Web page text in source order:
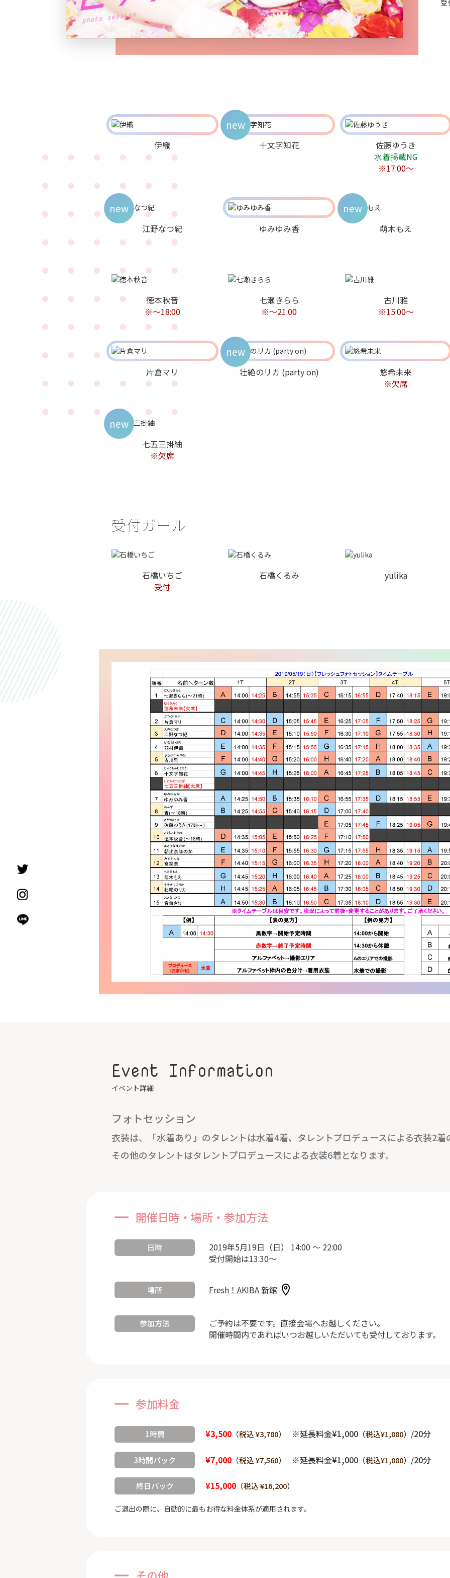
受
伊織 十文字知花
new
佐藤ゆうき
水着掲載NG
※17:00〜
江野なつ紀
new
ゆみゆみ香 萌木もえ
new
徳本秋音
※～18:00
七瀬きらら
※～21:00
古川雅
※15:00〜
片倉マリ 壮絶のリカ (party on)
new
悠希未来
※欠席
七五三掛紬
※欠席
new
受付ガール
石橋いちご
受付
石橋くるみ yulika
Event Information
イベント詳細
フォトセッション
衣装は、「水着あり」のタレントは水着4着、タレントプロデュースによる衣装2着
その他のタレントはタレントプロデュースによる衣装6着となります。
開催日時・場所・参加方法
日時
2019年5月19日（日） 14:00 ～ 22:00
受付開始は13:30～
場所 Fresh！AKIBA 新館
参加方法
ご予約は不要です。直接会場へお越しください。
開催時間内であればいつお越しいただいても受付しております。
参加料金
1時間 ¥3,500 （税込 ¥3,780） ※延長料金¥1,000 （税込¥1,080） /20分
3時間パック ¥7,000 （税込 ¥7,560） ※延長料金¥1,000 （税込¥1,080） /20分
終日パック ¥15,000 （税込 ¥16,200）
ご退出の際に、自動的に最もお得な料金体系が適用されます。